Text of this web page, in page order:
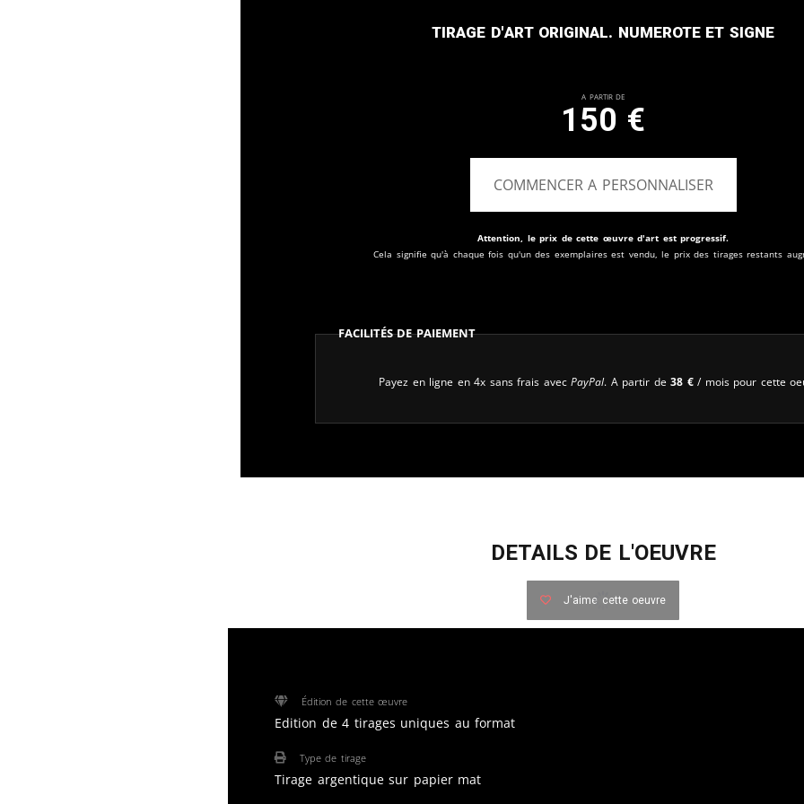
Tirage d'art original. Numerote et signe
A partir de
150 €
COMMENCER A PERSONNALISER
Attention, le prix de cette œuvre d'art est progressif.
Cela signifie qu'à chaque fois qu'un des exemplaires est vendu, le prix des tirages restants
Facilités de paiement
Payez en ligne en 4x sans frais avecPayPal. A partir de 38 €/ mois pour cette
DETAILS DE L'OEUVRE
J'aime cette oeuvre
Édition de cette œuvre
Edition de 4 tirages uniques au format
Type de tirage
Tirage argentique sur papier mat